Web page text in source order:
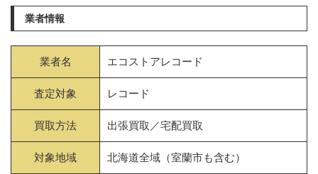
業者情報
業者名 エコストアレコード
査定対象 レコード
買取方法 出張買取／宅配買取
対象地域 北海道全域（室蘭市も含む）